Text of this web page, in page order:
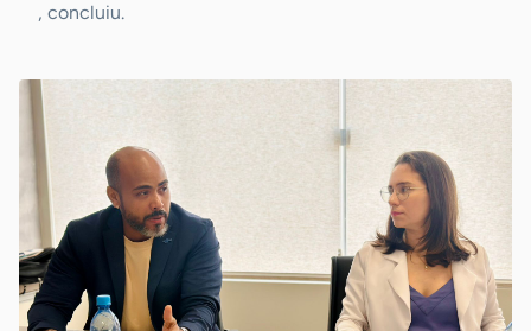
, concluiu.